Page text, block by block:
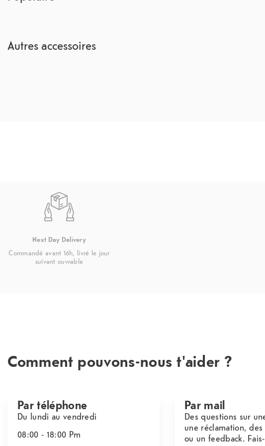
Autres accessoires
Next Day Delivery
Commandé avant 16h, livré le jour
suivant ouvrable
Comment pouvons-nous t'aider ?
Par téléphone
Du lundi au vendredi
08:00 - 18:00 Pm
Par mail
Des questions sur
une réclamation,
ou un feedback.